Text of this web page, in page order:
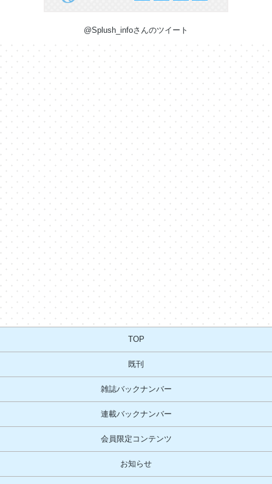
@Splush_infoさんのツイート
TOP
既刊
雑誌バックナンバー
連載バックナンバー
会員限定コンテンツ
お知らせ